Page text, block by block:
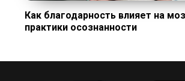
Как благодарность влияет на
практики осознанности